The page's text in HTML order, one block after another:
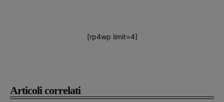
Articoli correlati
[rp4wp limit=4]